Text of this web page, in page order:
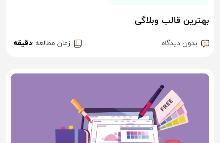
بهترین قالب وبلاگی
بدون دیدگاه زمان مطالعه :دقیقه